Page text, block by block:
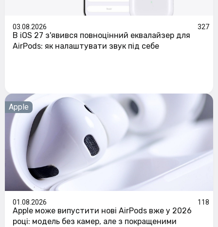
03.08.2026 327
В iOS 27 з'явився повноцінний еквалайзер для
AirPods: як налаштувати звук під себе
Apple
01.08.2026 118
Apple може випустити нові AirPods вже у 2026
році: модель без камер, але з покращеними